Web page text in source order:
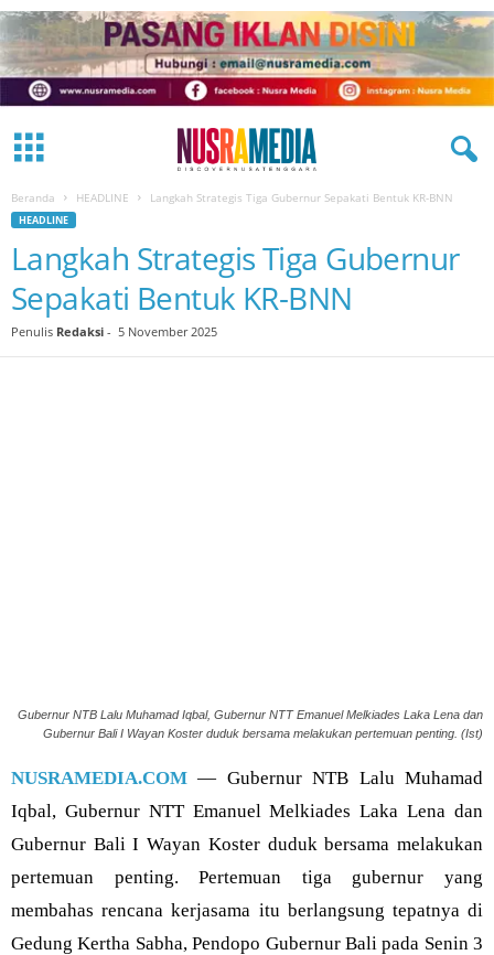
Beranda HEADLINE Langkah Strategis Tiga Gubernur Sepakati Bentuk KR-BNN
HEADLINE
Langkah Strategis Tiga Gubernur
Sepakati Bentuk KR-BNN
Penulis Redaksi - 5 November 2025
Gubernur NTB Lalu Muhamad Iqbal, Gubernur NTT Emanuel Melkiades Laka Lena dan
Gubernur Bali I Wayan Koster duduk bersama melakukan pertemuan penting. (Ist)
NUSRAMEDIA.COM — Gubernur NTB Lalu Muhamad
Iqbal, Gubernur NTT Emanuel Melkiades Laka Lena dan
Gubernur Bali I Wayan Koster duduk bersama melakukan
pertemuan penting. Pertemuan tiga gubernur yang
membahas rencana kerjasama itu berlangsung tepatnya di
Gedung Kertha Sabha, Pendopo Gubernur Bali pada Senin 3